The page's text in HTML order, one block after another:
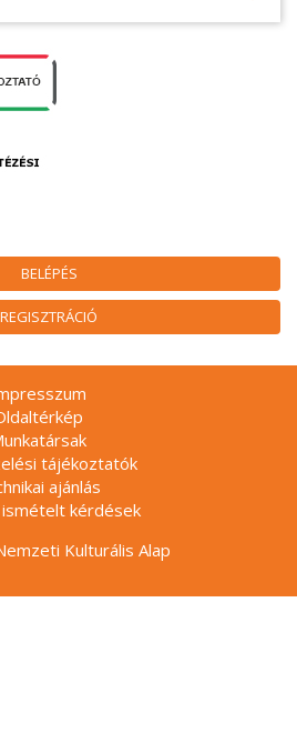
BELÉPÉS
REGISZTRÁCIÓ
tájékoztatók
ajánlás
ismételt kérdések
Kulturális Alap